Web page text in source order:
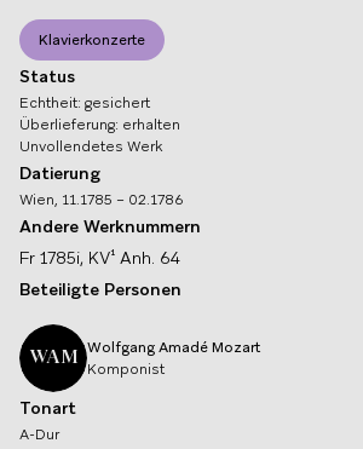
Klavierkonzerte
Status
Echtheit: gesichert
Überlieferung: erhalten
Unvollendetes Werk
Datierung
Wien, 11.1785 – 02.1786
Andere Werknummern
Fr 1785i, KV¹ Anh. 64
Beteiligte Personen
WAM
Wolfgang AmadéMozart
Komponist
Tonart
A-Dur